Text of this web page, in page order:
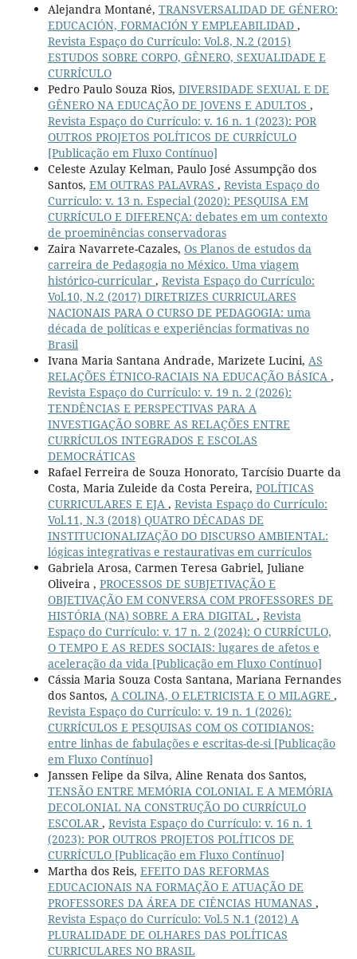
Alejandra Montané, TRANSVERSALIDAD DE GÉNERO:
EDUCACIÓN, FORMACIÓN Y EMPLEABILIDAD ,
Revista Espaço do Currículo: Vol.8, N.2 (2015)
ESTUDOS SOBRE CORPO, GÊNERO, SEXUALIDADE E
CURRÍCULO
Pedro Paulo Souza Rios, DIVERSIDADE SEXUAL E DE
GÊNERO NA EDUCAÇÃO DE JOVENS E ADULTOS ,
Revista Espaço do Currículo: v. 16 n. 1 (2023): POR
OUTROS PROJETOS POLÍTICOS DE CURRÍCULO
[Publicação em Fluxo Contínuo]
Celeste Azulay Kelman, Paulo José Assumpção dos
Santos, EM OUTRAS PALAVRAS , Revista Espaço do
Currículo: v. 13 n. Especial (2020): PESQUISA EM
CURRÍCULO E DIFERENÇA: debates em um contexto
de proeminências conservadoras
Zaira Navarrete-Cazales, Os Planos de estudos da
carreira de Pedagogia no México. Uma viagem
histórico-curricular , Revista Espaço do Currículo:
Vol.10, N.2 (2017) DIRETRIZES CURRICULARES
NACIONAIS PARA O CURSO DE PEDAGOGIA: uma
década de políticas e experiências formativas no
Brasil
Ivana Maria Santana Andrade, Marizete Lucini, AS
RELAÇÕES ÉTNICO-RACIAIS NA EDUCAÇÃO BÁSICA ,
Revista Espaço do Currículo: v. 19 n. 2 (2026):
TENDÊNCIAS E PERSPECTIVAS PARA A
INVESTIGAÇÃO SOBRE AS RELAÇÕES ENTRE
CURRÍCULOS INTEGRADOS E ESCOLAS
DEMOCRÁTICAS
Rafael Ferreira de Souza Honorato, Tarcísio Duarte da
Costa, Maria Zuleide da Costa Pereira, POLÍTICAS
CURRICULARES E EJA , Revista Espaço do Currículo:
Vol.11, N.3 (2018) QUATRO DÉCADAS DE
INSTITUCIONALIZAÇÃO DO DISCURSO AMBIENTAL:
lógicas integrativas e restaurativas em currículos
Gabriela Arosa, Carmen Teresa Gabriel, Juliane
Oliveira , PROCESSOS DE SUBJETIVAÇÃO E
OBJETIVAÇÃO EM CONVERSA COM PROFESSORES DE
HISTÓRIA (NA) SOBRE A ERA DIGITAL , Revista
Espaço do Currículo: v. 17 n. 2 (2024): O CURRÍCULO,
O TEMPO E AS REDES SOCIAIS: lugares de afetos e
aceleração da vida [Publicação em Fluxo Contínuo]
Cássia Maria Souza Costa Santana, Mariana Fernandes
dos Santos, A COLINA, O ELETRICISTA E O MILAGRE ,
Revista Espaço do Currículo: v. 19 n. 1 (2026):
CURRÍCULOS E PESQUISAS COM OS COTIDIANOS:
entre linhas de fabulações e escritas-de-si [Publicação
em Fluxo Contínuo]
Janssen Felipe da Silva, Aline Renata dos Santos,
TENSÃO ENTRE MEMÓRIA COLONIAL E A MEMÓRIA
DECOLONIAL NA CONSTRUÇÃO DO CURRÍCULO
ESCOLAR, Revista Espaço do Currículo: v. 16 n. 1
(2023): POR OUTROS PROJETOS POLÍTICOS DE
CURRÍCULO [Publicação em Fluxo Contínuo]
Martha dos Reis, EFEITO DAS REFORMAS
EDUCACIONAIS NA FORMAÇÃO E ATUAÇÃO DE
PROFESSORES DA ÁREA DE CIÊNCIAS HUMANAS ,
Revista Espaço do Currículo: Vol.5 N.1 (2012) A
PLURALIDADE DE OLHARES DAS POLÍTICAS
CURRICULARES NO BRASIL